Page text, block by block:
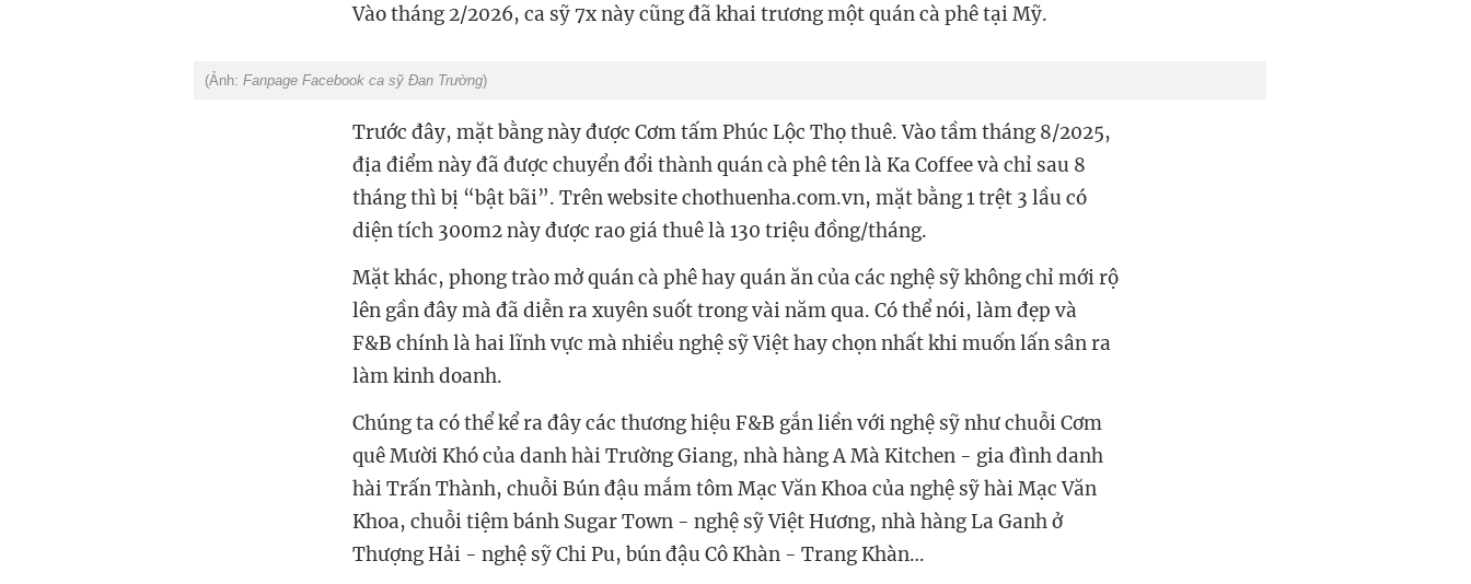
Vào tháng 2/2026, ca sỹ 7x này cũng đã khai trương một quán cà phê tại Mỹ.
(Ảnh: Fanpage Facebook ca sỹ Đan Trường)
Trước đây, mặt bằng này được Cơm tấm Phúc Lộc Thọ thuê. Vào tầm tháng 8/2025,
địa điểm này đã được chuyển đổi thành quán cà phê tên là Ka Coffee và chỉ sau 8
tháng thì bị “bật bãi”. Trên website chothuenha.com.vn, mặt bằng 1 trệt 3 lầu có
diện tích 300m2 này được rao giá thuê là 130 triệu đồng/tháng.
Mặt khác, phong trào mở quán cà phê hay quán ăn của các nghệ sỹ không chỉ mới rộ
lên gần đây mà đã diễn ra xuyên suốt trong vài năm qua. Có thể nói, làm đẹp và
F&B chính là hai lĩnh vực mà nhiều nghệ sỹ Việt hay chọn nhất khi muốn lấn sân ra
làm kinh doanh.
Chúng ta có thể kể ra đây các thương hiệu F&B gắn liền với nghệ sỹ như chuỗi Cơm
quê Mười Khó của danh hài Trường Giang, nhà hàng A Mà Kitchen - gia đình danh
hài Trấn Thành, chuỗi Bún đậu mắm tôm Mạc Văn Khoa của nghệ sỹ hài Mạc Văn
Khoa, chuỗi tiệm bánh Sugar Town - nghệ sỹ Việt Hương, nhà hàng La Ganh ở
Thượng Hải - nghệ sỹ Chi Pu, bún đậu Cô Khàn - Trang Khàn…